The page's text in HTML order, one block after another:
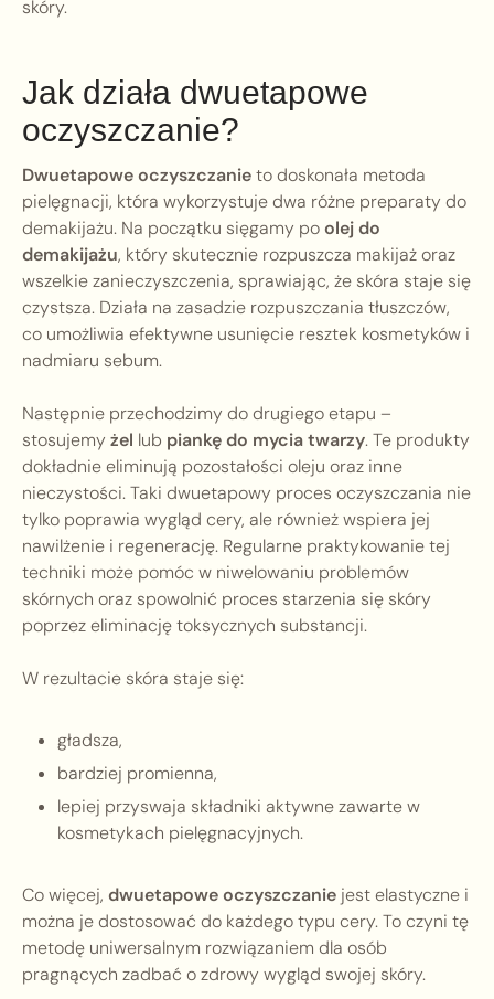
skóry.
Jak działa dwuetapowe
oczyszczanie?
Dwuetapowe oczyszczanieto doskonała metoda
pielęgnacji, która wykorzystuje dwa różne preparaty do
demakijażu. Na początku sięgamy poolej do
demakijażu, który skutecznie rozpuszcza makijaż oraz
wszelkie zanieczyszczenia, sprawiając, że skóra staje się
czystsza. Działa na zasadzie rozpuszczania tłuszczów,
co umożliwia efektywne usunięcie resztek kosmetyków i
nadmiaru sebum.
Następnie przechodzimy do drugiego etapu –
stosujemy żel lub piankę do mycia twarzy. Te produkty
dokładnie eliminują pozostałości oleju oraz inne
nieczystości. Taki dwuetapowy proces oczyszczania nie
tylko poprawia wygląd cery, ale również wspiera jej
nawilżenie i regenerację. Regularne praktykowanie tej
techniki może pomóc w niwelowaniu problemów
skórnych oraz spowolnić proces starzenia się skóry
poprzez eliminację toksycznych substancji.
W rezultacie skóra staje się:
gładsza,
bardziej promienna,
lepiej przyswaja składniki aktywne zawarte w
kosmetykach pielęgnacyjnych.
Co więcej, dwuetapowe oczyszczanie jest elastyczne i
można je dostosować do każdego typu cery. To czyni tę
metodę uniwersalnym rozwiązaniem dla osób
pragnących zadbać o zdrowy wygląd swojej skóry.